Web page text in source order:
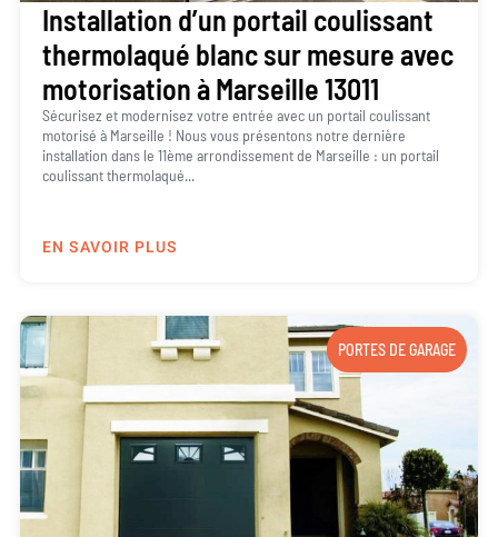
Installation d’un portail coulissant
thermolaqué blanc sur mesure avec
motorisation à Marseille 13011
Sécurisez et modernisez votre entrée avec un portail coulissant
motorisé à Marseille ! Nous vous présentons notre dernière
installation dans le 11ème arrondissement de Marseille : un portail
coulissant thermolaqué...
EN SAVOIR PLUS
PORTES DE GARAGE